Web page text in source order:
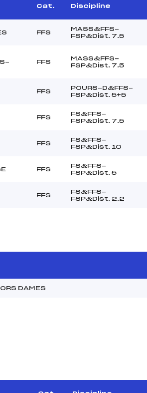
Cat. Discipline
FFS
MASS&FFS-
FSP&Dist. 7.5
FFS
MASS&FFS-
FSP&Dist. 7.5
FFS
POURS-D&FFS-
FSP&Dist. 5+5
FFS
FS&FFS-
FSP&Dist. 7.5
FFS
FS&FFS-
FSP&Dist. 10
FFS
FS&FFS-
FSP&Dist. 5
FFS
FS&FFS-
FSP&Dist. 2.2
DAMES